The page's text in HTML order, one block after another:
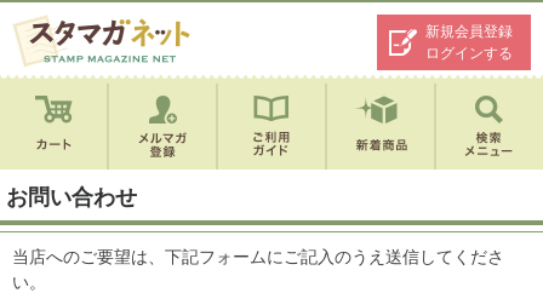
新規会員登録
ログインする
お問い合わせ
当店へのご要望は、下記フォームにご記入のうえ送信してくださ
い。